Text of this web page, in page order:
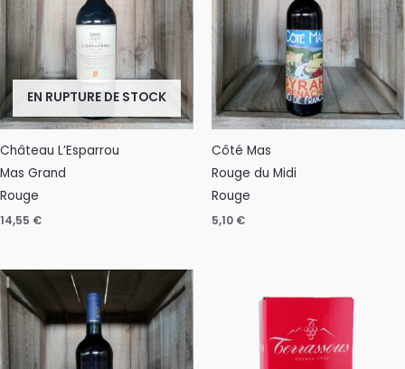
EN RUPTURE DE STOCK
Château L’Esparrou
Mas Grand
Rouge
14,55 €
Côté Mas
Rouge du Midi
Rouge
5,10 €